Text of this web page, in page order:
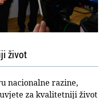
život
nacionalne razine,
za kvalitetniji život